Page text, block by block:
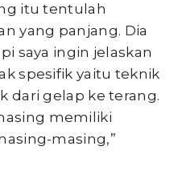
itu tentulah
yang panjang. Dia
saya ingin jelaskan
spesifik yaitu teknik
dari gelap ke terang.
memiliki
masing,”